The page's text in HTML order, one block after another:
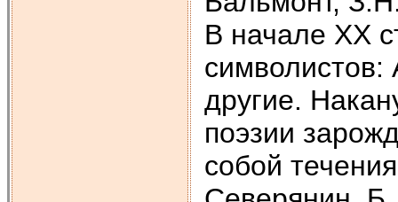
В начале XX
другие.
поэзии
собой